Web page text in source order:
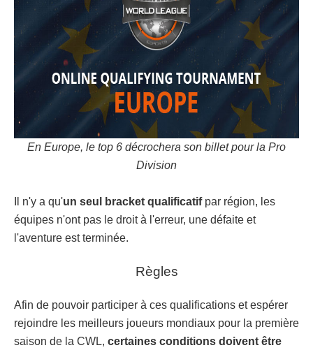
En Europe, le top 6 décrochera son billet pour la Pro
Division
Il n'y a qu'un seul bracket qualificatifpar région, les
équipes n'ont pas le droit à l'erreur, une défaite et
l'aventure est terminée.
Règles
Afin de pouvoir participer à ces qualifications et espérer
rejoindre les meilleurs joueurs mondiaux pour la première
saison de la CWL, certaines conditions doivent être